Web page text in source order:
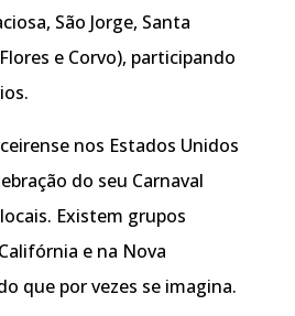
São Jorge, Santa
e Corvo), participando
nos Estados Unidos
do seu Carnaval
Existem grupos
e na Nova
que por vezes se imagina.